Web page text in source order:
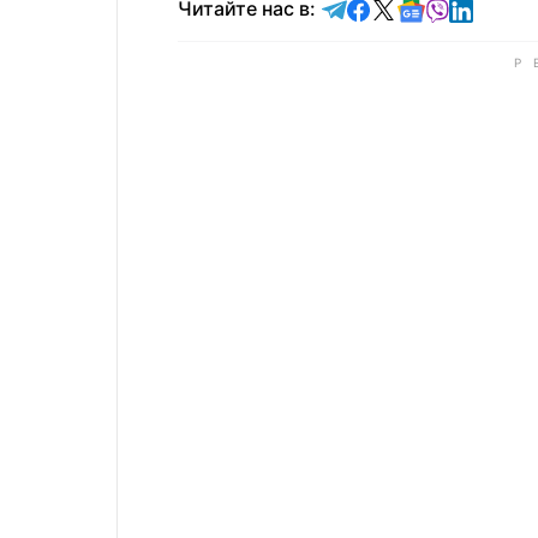
Читайте нас в: Читайте в Telegram
Читайте в
Читайте в X
Читайте в
Читайте